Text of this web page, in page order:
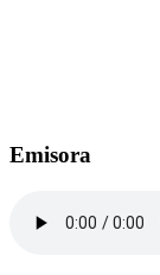
Emisora